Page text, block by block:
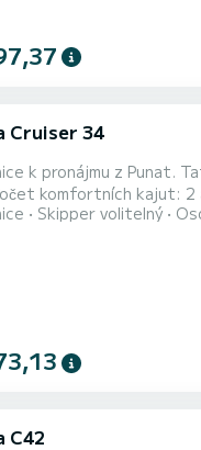
Cruiser 34
k pronájmu z Punat.
dovolené v okolí Punat Tento Cruiser 34
Skipper volitelný
C42